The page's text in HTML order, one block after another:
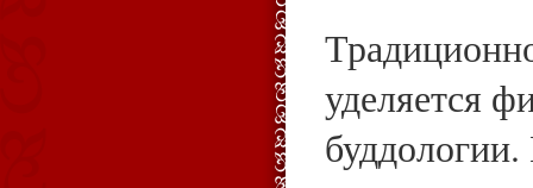
уделяется